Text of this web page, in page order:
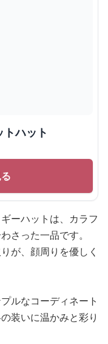
ハット
ーハットは、カラフ
さった一品です。
が、顔周りを優しく
ルなコーディネート
装いに温かみと彩り